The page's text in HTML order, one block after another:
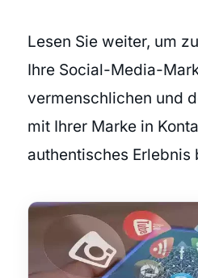
Lesen Sie weiter, um
Ihre Social-Media-
vermenschlichen und
mit Ihrer Marke in
authentisches Erlebnis